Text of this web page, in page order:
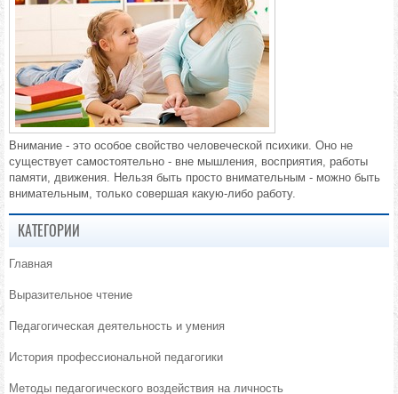
Внимание - это особое свойство человеческой психики. Оно не
существует самостоятельно - вне мышления, восприятия, работы
памяти, движения. Нельзя быть просто внимательным - можно быть
внимательным, только совершая какую-либо работу.
КАТЕГОРИИ
Главная
Выразительное чтение
Педагогическая деятельность и умения
История профессиональной педагогики
Методы педагогического воздействия на личность